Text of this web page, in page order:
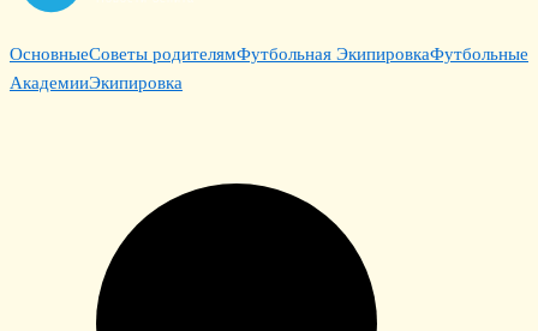
ОсновныеСоветы родителямФутбольная ЭкипировкаФутбольные
АкадемииЭкипировка